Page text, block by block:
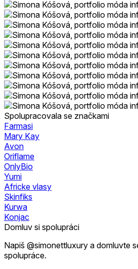
Spolupracovala se značkami
Farmasi
Mary Kay
Avon
Oriflame
OnlyBio
Yumi
Africke vlasy
Skinfiks
Kurwa
Konjac
Domluv si spolupráci
Napiš @simonettluxury a domluvte
spolupráce.